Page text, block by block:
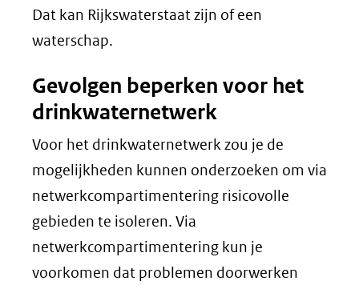
Dat kan Rijkswaterstaat zijn of een
waterschap.
Gevolgen beperken voor het
drinkwaternetwerk
Voor het drinkwaternetwerk zou je de
mogelijkheden kunnen onderzoeken om via
netwerkcompartimentering risicovolle
gebieden te isoleren. Via
netwerkcompartimentering kun je
voorkomen dat problemen doorwerken